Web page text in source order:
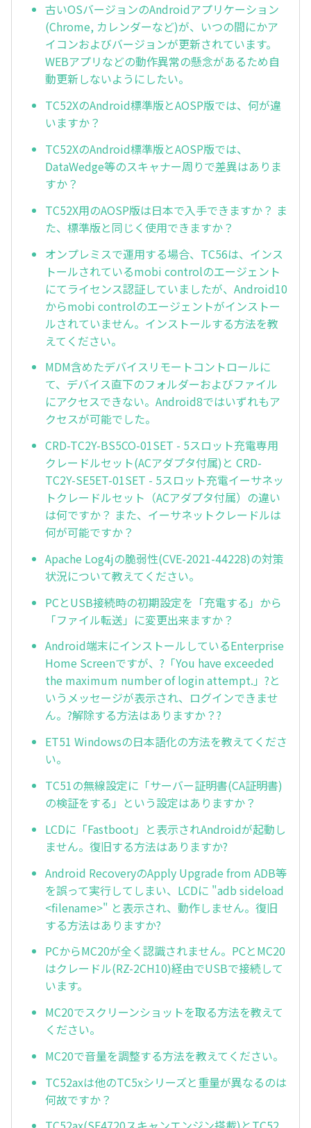
古いOSバージョンのAndroidアプリケーション
(Chrome, カレンダーなど)が、いつの間にかア
イコンおよびバージョンが更新されています。
WEBアプリなどの動作異常の懸念があるため自
動更新しないようにしたい。
TC52XのAndroid標準版とAOSP版では、何が違
いますか？
TC52XのAndroid標準版とAOSP版では、
DataWedge等のスキャナー周りで差異はありま
すか？
TC52X用のAOSP版は日本で入手できますか？ ま
た、標準版と同じく使用できますか？
オンプレミスで運用する場合、TC56は、インス
トールされているmobi controlのエージェント
にてライセンス認証していましたが、Android10
からmobi controlのエージェントがインストー
ルされていません。インストールする方法を教
えてください。
MDM含めたデバイスリモートコントロールに
て、デバイス直下のフォルダーおよびファイル
にアクセスできない。Android8ではいずれもア
クセスが可能でした。
CRD-TC2Y-BS5CO-01SET - 5スロット充電専用
クレードルセット(ACアダプタ付属)と CRD-
TC2Y-SE5ET-01SET - 5スロット充電イーサネッ
トクレードルセット（ACアダプタ付属）の違い
は何ですか？ また、イーサネットクレードルは
何が可能ですか？
Apache Log4jの脆弱性(CVE-2021-44228)の対策
状況について教えてください。
PCとUSB接続時の初期設定を「充電する」から
「ファイル転送」に変更出来ますか？
Android端末にインストールしているEnterprise
Home Screenですが、?「You have exceeded
the maximum number of login attempt.」?と
いうメッセージが表示され、ログインできませ
ん。?解除する方法はありますか？?
ET51 Windowsの日本語化の方法を教えてくださ
い。
TC51の無線設定に「サーバー証明書(CA証明書)
の検証をする」という設定はありますか？
LCDに「Fastboot」と表示されAndroidが起動し
ません。復旧する方法はありますか?
Android RecoveryのApply Upgrade from ADB等
を誤って実行してしまい、LCDに "adb sideload
<filename>" と表示され、動作しません。復旧
する方法はありますか?
PCからMC20が全く認識されません。PCとMC20
はクレードル(RZ-2CH10)経由でUSBで接続して
います。
MC20でスクリーンショットを取る方法を教えて
ください。
MC20で音量を調整する方法を教えてください。
TC52axは他のTC5xシリーズと重量が異なるのは
何故ですか？